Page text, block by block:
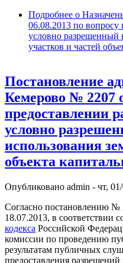
Подробнее о
06.08.2013 по вопросу
условно разрешенный
участков и частей
Постановление
Кемерово № 2207
предоставлении
условно
использования
объекта
Опубликовано admin - чт,
Согласно постановлению №
18.07.2013, в соответствии
кодекса Российской
комиссии по проведению
результатам публичных
предоставления